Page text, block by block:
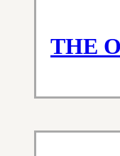
THE